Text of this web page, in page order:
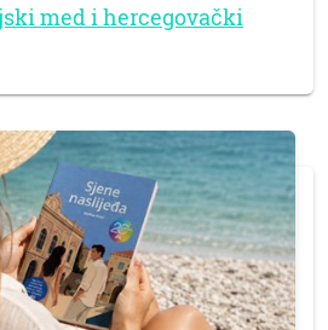
med i hercegovački